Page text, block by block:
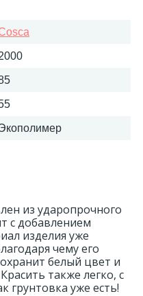
из ударопрочного
с добавлением
изделия уже
чему его
белый цвет и
также легко, с
грунтовка уже есть!